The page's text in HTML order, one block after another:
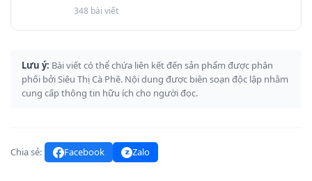
348 bài viết
Lưu ý: Bài viết có thể chứa liên kết đến sản phẩm được phân
phối bởi Siêu Thị Cà Phê. Nội dung được biên soạn độc lập nhằm
cung cấp thông tin hữu ích cho người đọc.
Chia sẻ: Facebook Zalo